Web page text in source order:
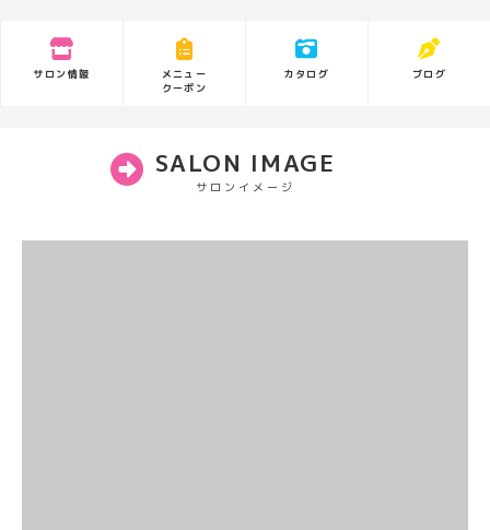
サロン情報
メニュー
クーポン
カタログ ブログ
SALON IMAGE
サロンイメージ